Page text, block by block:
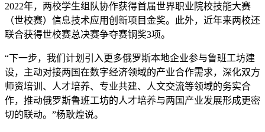
2022年，两校学生组队协作获得首届世界职业院校技能大赛
（世校赛）信息技术应用创新项目金奖。此外，近年来两校还
联合获得世校赛总决赛争夺赛铜奖3项。
“下一步，我们计划引入更多俄罗斯本地企业参与鲁班工坊建
设，主动对接两国在数字经济领域的产业合作需求，深化双方
师资培训、人才培养、专业共建、人文交流等领域的务实合
作，推动俄罗斯鲁班工坊的人才培养与两国产业发展形成更密
切的联动。”杨耿煌说。